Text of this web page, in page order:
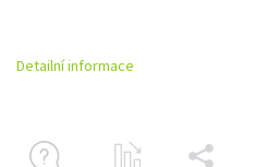
Detailní informace